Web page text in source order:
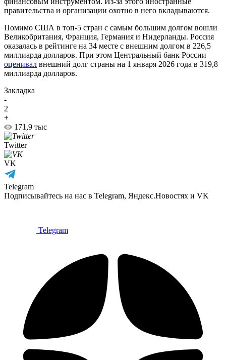
правительства и организации охотно в него вкладываются.
Помимо США в топ-5 стран с самым большим долгом вошли
Великобритания, Франция, Германия и Нидерланды. Россия
оказалась в рейтинге на 34 месте с внешним долгом в 226,5
миллиарда долларов. При этом Центральный банк России
оценивал внешний долг страны на 1 января 2026 года в 319,8
миллиарда долларов.
Закладка
-
2
+
171,9 тыс
Twitter
VK
Telegram
Подписывайтесь на нас в Telegram, Яндекс.Новостях и VK
Telegram